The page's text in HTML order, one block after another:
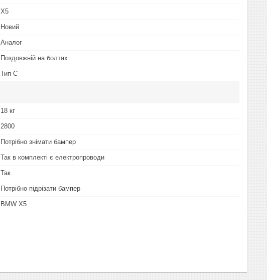
X5
Новий
Аналог
Поздовжній на болтах
Тип C
18 кг
2800
Потрібно знімати бампер
Так в комплекті є електропроводи
Так
Потрібно підрізати бампер
BMW X5